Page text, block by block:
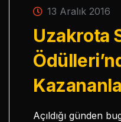
13 Aralık 2016
Uzakrota
Açıldığı günden